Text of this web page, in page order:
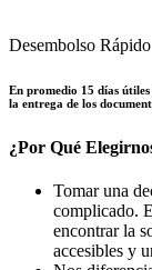
Desembolso Rápido
En promedio 15 días útiles
la entrega de los
¿Por Qué
Tomar una
complicado.
encontrar la
accesibles y